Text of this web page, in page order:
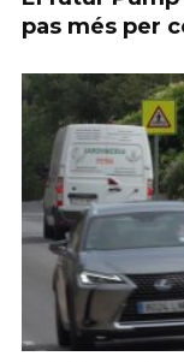
pas més per